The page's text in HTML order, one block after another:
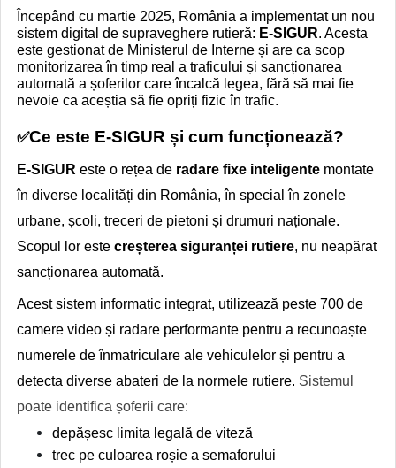
Începând cu martie 2025, România a implementat un nou
sistem digital de supraveghere rutieră: E-SIGUR. Acesta
este gestionat de Ministerul de Interne și are ca scop
monitorizarea în timp real a traficului și sancționarea
automată a șoferilor care încalcă legea, fără să mai fie
nevoie ca aceștia să fie opriți fizic în trafic.
✅Ce este E-SIGUR și cum funcționează?
E-SIGUR este o rețea de radare fixe inteligentemontate
în diverse localități din România, în special în zonele
urbane, școli, treceri de pietoni și drumuri naționale.
Scopul lor este creșterea siguranței rutiere, nu neapărat
sancționarea automată.
Acest sistem informatic integrat, utilizează peste 700 de
camere video și radare performante pentru a recunoaște
numerele de înmatriculare ale vehiculelor și pentru a
detecta diverse abateri de la normele rutiere. Sistemul
poate identifica șoferii care:
depășesc limita legală de viteză
trec pe culoarea roșie a semaforului